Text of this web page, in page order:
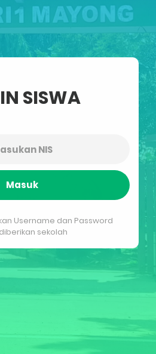
SISWA
Masuk
Username dan Password
sekolah